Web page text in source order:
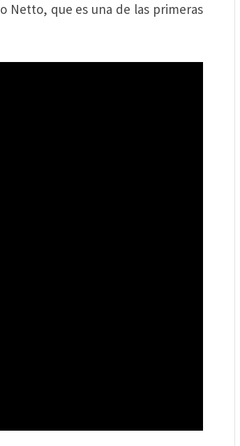
Netto, que es una de las primeras